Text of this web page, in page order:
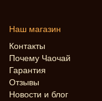
Наш магазин
Контакты
Почему Чаочай
Гарантия
Отзывы
Новости и блог